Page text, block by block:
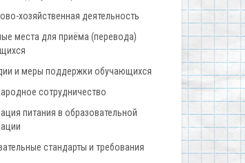
хозяйственная деятельность
места для приёма (перевода)
и меры поддержки обучающихся
сотрудничество
питания в образовательной
стандарты и требования